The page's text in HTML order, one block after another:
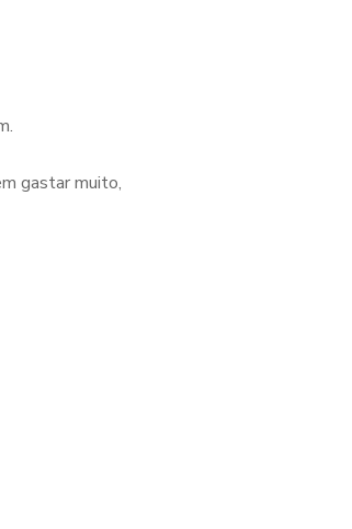
gastar muito,